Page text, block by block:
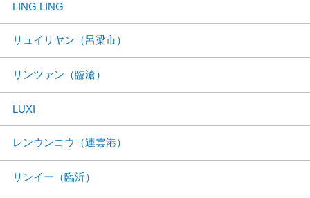
LING LING
リュイリヤン（呂梁市）
リンツァン（臨滄）
LUXI
レンウンコウ（連雲港）
リンイー（臨沂）